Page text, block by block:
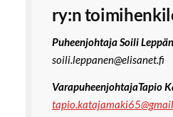
ry:n
Puheenjohtaja Soili
VarapuheenjohtajaTapio